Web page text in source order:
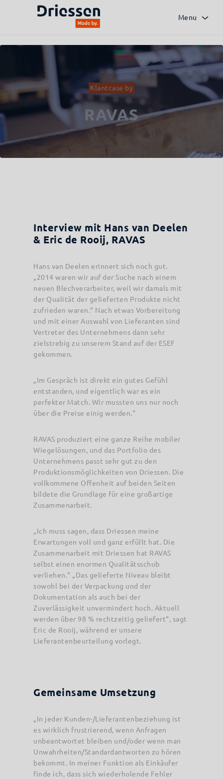
Menu
Zurück zur Übersicht
Klantcase by
RAVAS
Interview mit Hans van Deelen
& Eric de Rooij, RAVAS
Hans van Deelen erinnert sich noch gut.
„2014 waren wir auf der Suche nach einem
neuen Blechverarbeiter, weil wir damals mit
der Qualität der gelieferten Produkte nicht
zufrieden waren.“ Nach etwas Vorbereitung
und mit einer Auswahl von Lieferanten sind
Vertreter des Unternehmens dann sehr
zielstrebig zu unserem Stand auf der ESEF
gekommen.
„Im Gespräch ist direkt ein gutes Gefühl
entstanden, und eigentlich war es ein
perfekter Match. Wir mussten uns nur noch
über die Preise einig werden.“
RAVAS produziert eine ganze Reihe mobiler
Wiegelösungen, und das Portfolio des
Unternehmens passt sehr gut zu den
Produktionsmöglichkeiten von Driessen. Die
vollkommene Offenheit auf beiden Seiten
bildete die Grundlage für eine großartige
Zusammenarbeit.
„Ich muss sagen, dass Driessen meine
Erwartungen voll und ganz erfüllt hat. Die
Zusammenarbeit mit Driessen hat RAVAS
selbst einen enormen Qualitätsschub
verliehen.“ „Das gelieferte Niveau bleibt
sowohl bei der Verpackung und der
Dokumentation als auch bei der
Zuverlässigkeit unvermindert hoch. Aktuell
werden über 98 % rechtzeitig geliefert“, sagt
Eric de Rooij, während er unsere
Lieferantenbeurteilung vorlegt.
Gemeinsame Umsetzung
„In jeder Kunden-/Lieferantenbeziehung ist
es wirklich frustrierend, wenn Anfragen
unbeantwortet bleiben und/oder wenn man
Unwahrheiten/Standardantworten zu hören
bekommt. In meiner Funktion als Einkäufer
finde ich, dass sich wiederholende Fehler